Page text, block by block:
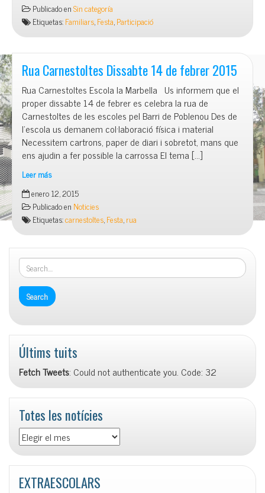
Jordi
diferent…
Pares
i
mares
de
p3
Publicado enSin categoría
Etiquetas:Familiars,Festa,Participació
Rua Carnestoltes Dissabte 14 de febrer 2015
Rua Carnestoltes Escola la Marbella Us informem que el
proper dissabte 14 de febrer es celebra la rua de
Carnestoltes de les escoles pel Barri de Poblenou Des de
l’escola us demanem col·laboració física i material
Necessitem cartrons, paper de diari i sobretot, mans que
ens ajudin a fer possible la carrossa El tema […]
Leer más
Rua
Carnestoltes
Dissabte
14
de
febrer
2015
enero 12, 2015
Publicado en Noticies
Etiquetas:carnestoltes,Festa,rua
Últims tuits
Fetch Tweets: Could not authenticate you. Code: 32
Totes les notícies
Totes
les
notícies
EXTRAESCOLARS